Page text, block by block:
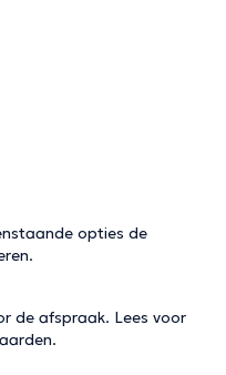
opties de
de afspraak. Lees voor
.